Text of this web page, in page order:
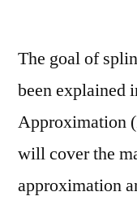
The goal of
been explained
Approximation
will cover the
approximation